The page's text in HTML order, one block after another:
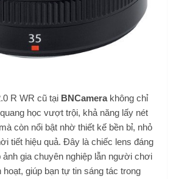
R WR cũ tại BNCamerakhông chỉ
học vượt trội, khả năng lấy nét
còn nổi bật nhờ thiết kế bền bỉ, nhỏ
tiết hiệu quả. Đây là chiếc lens đáng
gia chuyên nghiệp lẫn người chơi
giúp bạn tự tin sáng tác trong